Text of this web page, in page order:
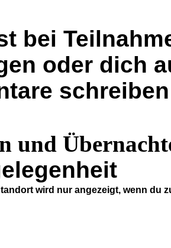
bei
oder dich
und
wird nur angezeigt, wenn du